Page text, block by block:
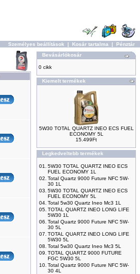
Személyes beállítások | Kosár tartalma | Pénztár
Bevásárlókosár
0 cikk
Kiemelt termékek
5W30 TOTAL QUARTZ INEO ECS FUEL
ECONOMY 5L
15.499Ft
Legkedveltebb termékek
01.
5W30 TOTAL QUARTZ INEO ECS
FUEL ECONOMY 1L
02. Total Quartz 9000 Future NFC 5W-
30 1L
03. 5W30 TOTAL QUARTZ INEO ECS
FUEL ECONOMY 5L
04. Total 5w30 Quartz Ineo Mc3 1L
05. TOTAL QUARTZ INEO LONG LIFE
5W30 1L
06. Total Quartz 9000 Future NFC 5W-
30 5L
07. TOTAL QUARTZ INEO LONG LIFE
5W30 5L
08. Total 5w30 Quartz Ineo Mc3 5L
09. TOTAL QUARTZ 9000 FUTURE
FGC 5W30 5L
10. Total Quartz 9000 Future NFC 5W-
30 4L